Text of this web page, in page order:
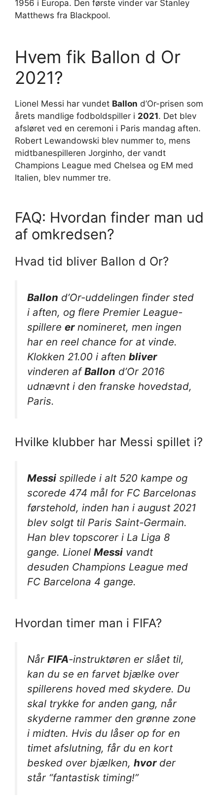
1956 i Europa. Den første vinder var Stanley
Matthews fra Blackpool.
Hvem fik Ballon d Or
2021?
Lionel Messi har vundet Ballon d’Or-prisen som
årets mandlige fodboldspiller i 2021. Det blev
afsløret ved en ceremoni i Paris mandag aften.
Robert Lewandowski blev nummer to, mens
midtbanespilleren Jorginho, der vandt
Champions League med Chelsea og EM med
Italien, blev nummer tre.
FAQ: Hvordan finder man ud
af omkredsen?
Hvad tid bliver Ballon d Or?
Ballon d’Or-uddelingen finder sted
i aften, og flere Premier League-
spillere ernomineret, men ingen
har en reel chance for at vinde.
Klokken 21.00 i aften bliver
vinderen afBallon d’Or 2016
udnævnt i den franske hovedstad,
Paris.
Hvilke klubber har Messi spillet i?
Messi spillede i alt 520 kampe og
scorede 474 mål for FC Barcelonas
førstehold, inden han i august 2021
blev solgt til Paris Saint-Germain.
Han blev topscorer i La Liga 8
gange. Lionel Messi vandt
desuden Champions League med
FC Barcelona 4 gange.
Hvordan timer man i FIFA?
Når FIFA-instruktøren er slået til,
kan du se en farvet bjælke over
spillerens hoved med skydere. Du
skal trykke for anden gang, når
skyderne rammer den grønne zone
i midten. Hvis du låser op for en
timet afslutning, får du en kort
besked over bjælken, hvorder
står “fantastisk timing!”